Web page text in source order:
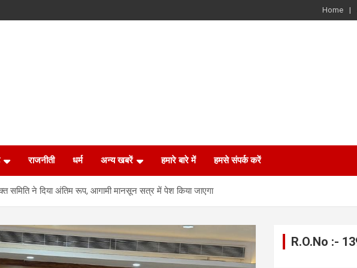
Home
राजनीती धर्म अन्य खबरें हमारे बारे में हमसे संपर्क करें
समिति ने दिया अंतिम रूप, आगामी मानसून सत्र में पेश किया जाएगा
R.O.No :-